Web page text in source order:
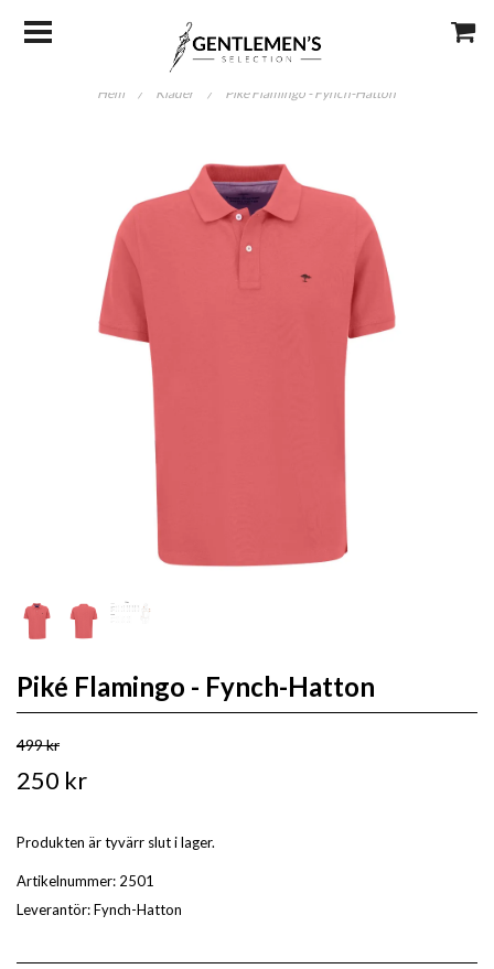
Hem / Kläder / Piké Flamingo - Fynch-Hatton
Piké Flamingo - Fynch-Hatton
499 kr
250 kr
Produkten är tyvärr slut i lager.
Artikelnummer: 2501
Leverantör:Fynch-Hatton